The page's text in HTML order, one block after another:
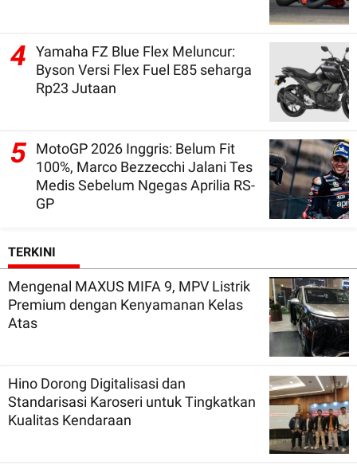
4
Yamaha FZ Blue Flex Meluncur:
Byson Versi Flex Fuel E85 seharga
Rp23 Jutaan
5 MotoGP 2026 Inggris: Belum Fit
100%, Marco Bezzecchi Jalani Tes
Medis Sebelum Ngegas Aprilia RS-
GP
TERKINI
Mengenal MAXUS MIFA 9, MPV Listrik
Premium dengan Kenyamanan Kelas
Atas
Hino Dorong Digitalisasi dan
Standarisasi Karoseri untuk Tingkatkan
Kualitas Kendaraan